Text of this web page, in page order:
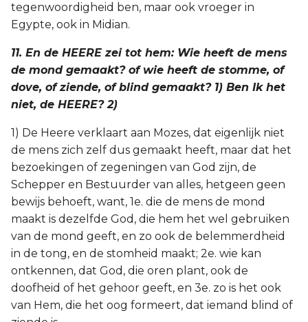
tegenwoordigheid ben, maar ook vroeger in
Egypte, ook in Midian.
11. En de HEERE zei tot hem: Wie heeft de mens
de mond gemaakt? of wie heeft de stomme, of
dove, of ziende, of blind gemaakt? 1) Ben Ik het
niet, de HEERE? 2)
1) De Heere verklaart aan Mozes, dat eigenlijk niet
de mens zich zelf dus gemaakt heeft, maar dat het
bezoekingen of zegeningen van God zijn, de
Schepper en Bestuurder van alles, hetgeen geen
bewijs behoeft, want, 1e. die de mens de mond
maakt is dezelfde God, die hem het wel gebruiken
van de mond geeft, en zo ook de belemmerdheid
in de tong, en de stomheid maakt; 2e. wie kan
ontkennen, dat God, die oren plant, ook de
doofheid of het gehoor geeft, en 3e. zo is het ook
van Hem, die het oog formeert, dat iemand blind of